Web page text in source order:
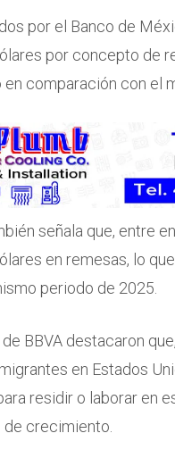
por el Banco de
por concepto de
en comparación con el
señala que, entre
en remesas, lo
periodo de 2025.
BBVA destacaron
en Estados
residir o laborar en
crecimiento.